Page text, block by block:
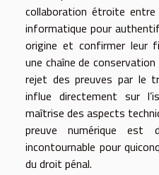
collaboration étroite
informatique pour
origine et confirmer leur
une chaîne de
rejet des preuves par le
influe directement sur
maîtrise des aspects
preuve numérique est
incontournable pour
du droit pénal.